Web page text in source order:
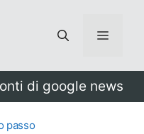
Menu
di google news
passo